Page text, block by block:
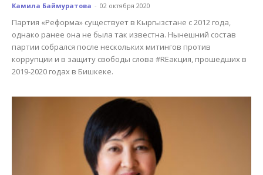
Камила Баймуратова - 02 октября 2020
Партия «Реформа» существует в Кыргызстане с 2012 года,
однако ранее она не была так известна. Нынешний состав
партии собрался после нескольких митингов против
коррупции и в защиту свободы слова #REакция, прошедших в
2019-2020 годах в Бишкеке.